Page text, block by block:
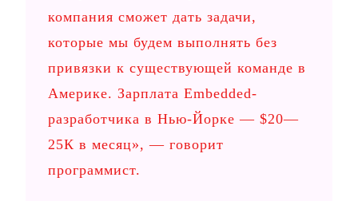
компания сможет дать задачи,
которые мы будем выполнять без
привязки к существующей команде в
Америке. Зарплата Embedded-
разработчика в Нью-Йорке — $20—
25К в месяц», — говорит
программист.